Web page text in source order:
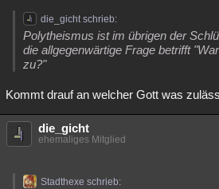
die_gicht schrieb:
Polytheismus ist im übrigen der
die allgegenwärtige Frage betrifft
zu?"
Kommt drauf an welcher Gott was
die_gicht
ehemaliges Mitglied
Stadthexe schrieb: